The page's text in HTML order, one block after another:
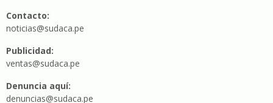
Contacto:
noticias@sudaca.pe
Publicidad:
ventas@sudaca.pe
Denuncia aquí:
denuncias@sudaca.pe